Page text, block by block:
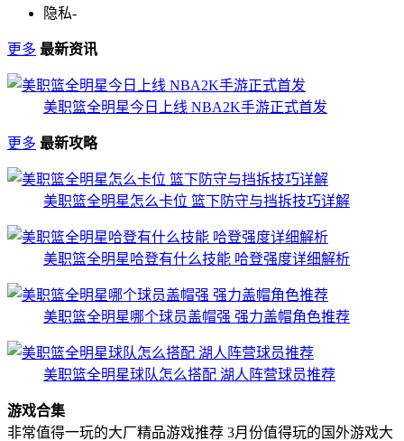
隐私-
更多 最新资讯
美职篮全明星今日上线 NBA2K手游正式首发
更多 最新攻略
美职篮全明星怎么卡位 篮下防守与挡拆技巧详解
美职篮全明星哈登有什么技能 哈登强度详细解析
美职篮全明星哪个球员盖帽强 强力盖帽角色推荐
美职篮全明星球队怎么搭配 湖人阵营球员推荐
游戏合集
非常值得一玩的大厂精品游戏推荐 3月份值得玩的国外游戏大